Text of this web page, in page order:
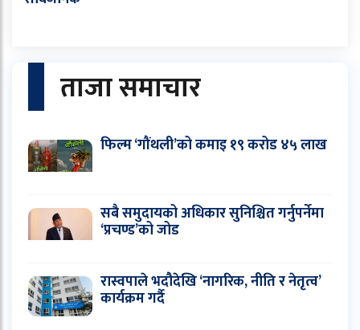
ताजा समाचार
फिल्म ‘गौंथली’को कमाइ १९ करोड ४५ लाख
सबै समुदायको अधिकार सुनिश्चित गर्नुपर्नेमा
‘प्रचण्ड’को जोड
रास्वपाले भदौदेखि ‘नागरिक, नीति र नेतृत्व’
कार्यक्रम गर्दै